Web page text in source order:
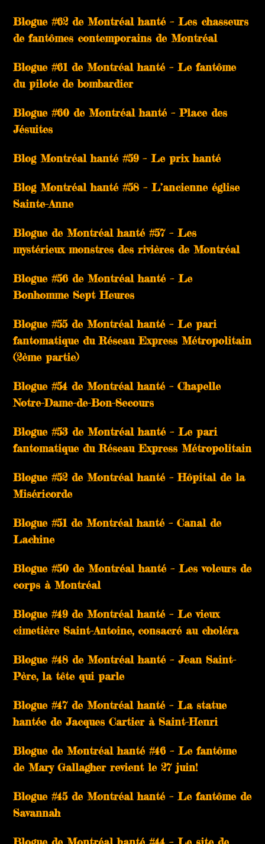
Blogue #62 de Montréal hanté – Les chasseurs
de fantômes contemporains de Montréal
Blogue #61 de Montréal hanté – Le fantôme
du pilote de bombardier
Blogue #60 de Montréal hanté – Place des
Jésuites
Blog Montréal hanté #59 – Le prix hanté
Blog Montréal hanté #58 – L’ancienne église
Sainte-Anne
Blogue de Montréal hanté #57 – Les
mystérieux monstres des rivières de Montréal
Blogue #56 de Montréal hanté – Le
Bonhomme Sept Heures
Blogue #55 de Montréal hanté – Le pari
fantomatique du Réseau Express Métropolitain
(2ème partie)
Blogue #54 de Montréal hanté – Chapelle
Notre-Dame-de-Bon-Secours
Blogue #53 de Montréal hanté – Le pari
fantomatique du Réseau Express Métropolitain
Blogue #52 de Montréal hanté – Hôpital de la
Miséricorde
Blogue #51 de Montréal hanté – Canal de
Lachine
Blogue #50 de Montréal hanté – Les voleurs de
corps à Montréal
Blogue #49 de Montréal hanté – Le vieux
cimetière Saint-Antoine, consacré au choléra
Blogue #48 de Montréal hanté – Jean Saint-
Père, la tête qui parle
Blogue #47 de Montréal hanté – La statue
hantée de Jacques Cartier à Saint-Henri
Blogue de Montréal hanté #46 – Le fantôme
de Mary Gallagher revient le 27 juin!
Blogue #45 de Montréal hanté – Le fantôme de
Savannah